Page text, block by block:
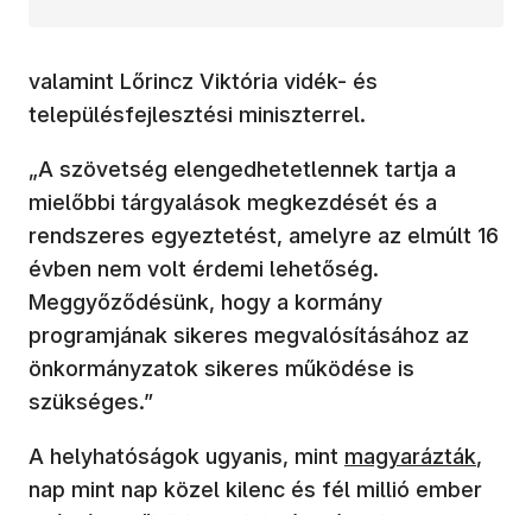
valamint Lőrincz Viktória vidék- és
településfejlesztési miniszterrel.
„A szövetség elengedhetetlennek tartja a
mielőbbi tárgyalások megkezdését és a
rendszeres egyeztetést, amelyre az elmúlt 16
évben nem volt érdemi lehetőség.
Meggyőződésünk, hogy a kormány
programjának sikeres megvalósításához az
önkormányzatok sikeres működése is
szükséges.”
A helyhatóságok ugyanis, mint magyarázták,
nap mint nap közel kilenc és fél millió ember